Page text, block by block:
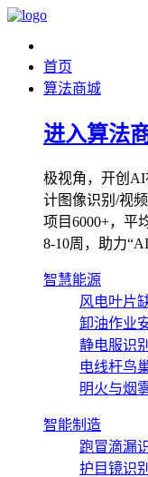
首页
算法商城
进入算法
极视角，开创
计图像识别/视
项目6000+，平
8-10周，助力
智慧能源
风电叶片
卸油作业
静电服识别
电线杆鸟
明火与烟
智能制造
跑冒滴漏
护目镜识别